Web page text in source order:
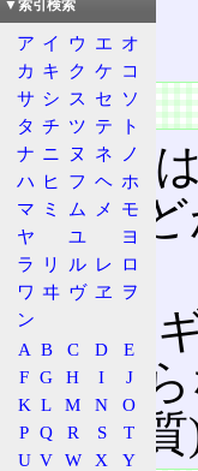
特徴
概要
食品では
蕎麦 な
いる。
アレル
にもな
ギー物
▼索引検索
ア イ ウ エ オ
カ キ ク ケ コ
サ シ ス セ ソ
タ チ ツ テ
ト
ナ ニ ヌ ネ
ノ
ハ ヒ フ ヘ ホ
マ ミ ム メ
モ
ヤ
ユ
ヨ
ラ
リ ル レ ロ
ワ ヰ ヴ ヱ
ヲ
ン
A B C D
E
F G H I
J
K L M N
O
P Q R S
T
U V W X
Y